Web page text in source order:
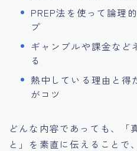
PREP法を使って論理
プ
ギャンブルや課金など
る
熱中している理由と得
がコツ
どんな内容であっても、「
と」を素直に伝えることで、